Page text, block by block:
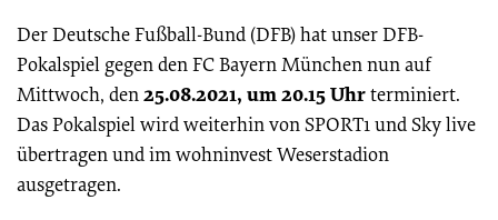
Der Deutsche Fußball-Bund (DFB) hat unser DFB-
Pokalspiel gegen den FC Bayern München nun auf
Mittwoch, den25.08.2021, um 20.15 Uhrterminiert.
Das Pokalspiel wird weiterhin von SPORT1 und Sky live
übertragen und im wohninvest Weserstadion
ausgetragen.